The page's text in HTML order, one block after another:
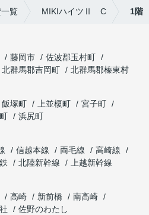
覧 MIKIハイツⅡ C 1階
藤岡市
佐波郡玉村町
北群馬郡吉岡町
北群馬郡榛東村
飯塚町 上並榎町
宮子町
浜尻町
信越本線 両毛線
高崎線
北陸新幹線
上越新幹線
高崎 新前橋
南高崎
佐野のわたし